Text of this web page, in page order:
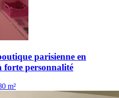
parisienne en
forte personnalité
m²